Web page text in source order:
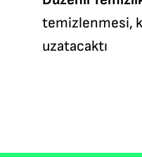
temizlenmesi,
uzatacaktı